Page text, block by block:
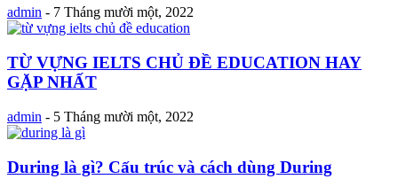
admin - 7 Tháng mười một, 2022
TỪ VỰNG IELTS CHỦ ĐỀ EDUCATION HAY
GẶP NHẤT
admin - 5 Tháng mười một, 2022
During là gì? Cấu trúc và cách dùng During